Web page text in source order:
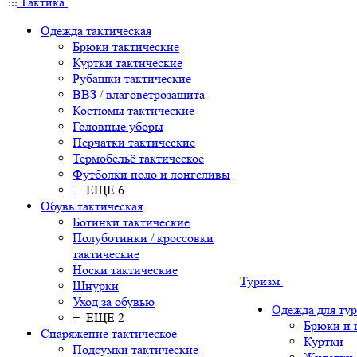
Одежда тактическая
Брюки тактические
Куртки тактические
Рубашки тактические
ВВЗ / влаговетрозащита
Костюмы тактические
Головные уборы
Перчатки тактические
Термобельё тактическое
Футболки поло и лонгсливы
+ ЕЩЕ 6
Обувь тактическая
Ботинки тактические
Полуботинки / кроссовки
тактические
Носки тактические
Шнурки
Уход за обувью
+ ЕЩЕ 2
Снаряжение тактическое
Подсумки тактические
Туризм
Одежда для
Брюки и
Куртки